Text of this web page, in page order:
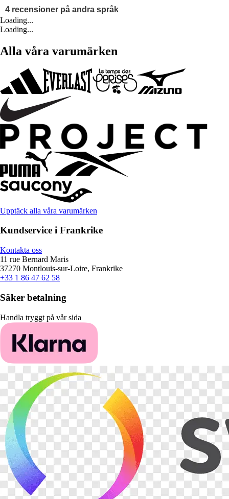
Loading...
Loading...
Alla våra varumärken
Upptäck alla våra varumärken
Kundservice i Frankrike
Kontakta oss
11 rue Bernard Maris
37270 Montlouis-sur-Loire, Frankrike
+33 1 86 47 62 58
Säker betalning
Handla tryggt på vår sida